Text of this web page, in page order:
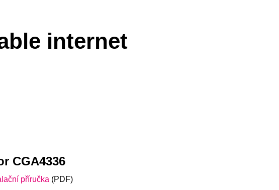
internet
CGA4336
příručka (PDF)